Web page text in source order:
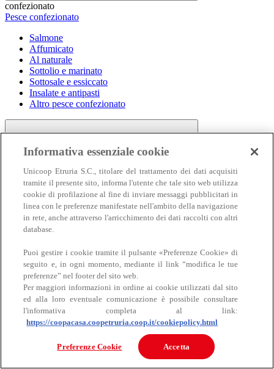
confezionato
Pesce confezionato
Salmone
Affumicato
Al naturale
Sottolio e marinato
Sottosale e essiccato
Insalate e antipasti
Altro pesce confezionato
Carne
Carne
Bovino
Informativa essenziale cookie
Unicoop Etruria S.C., titolare del trattamento dei dati acquisiti
tramite il presente sito, informa l'utente che tale sito web utilizza
cookie di profilazione al fine di inviare messaggi pubblicitari in
linea con le preferenze manifestate nell'ambito della navigazione
in rete, anche attraverso l'arricchimento dei dati raccolti con altri
database.
Puoi gestire i cookie tramite il pulsante «Preferenze Cookie» di
seguito e, in ogni momento, mediante il link “modifica le tue
preferenze” nel footer del sito web.
Per maggiori informazioni in ordine ai cookie utilizzati dal sito
ed alla loro eventuale comunicazione è possibile consultare
l'informativa completa al link:
https://coopacasa.coopetruria.coop.it/cookiepolicy.html
Preferenze Cookie Accetta